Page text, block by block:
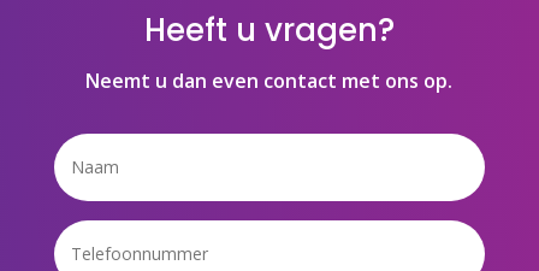
Heeft u vragen?
Neemt u dan even contact met ons op.